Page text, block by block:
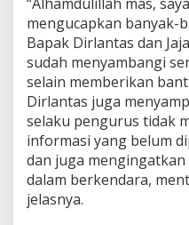
mengucapkan banyak-
Bapak Dirlantas dan
sudah menyambangi
selain memberikan
Dirlantas juga
selaku pengurus tidak
informasi yang belum
dan juga
dalam berkendara,
jelasnya.